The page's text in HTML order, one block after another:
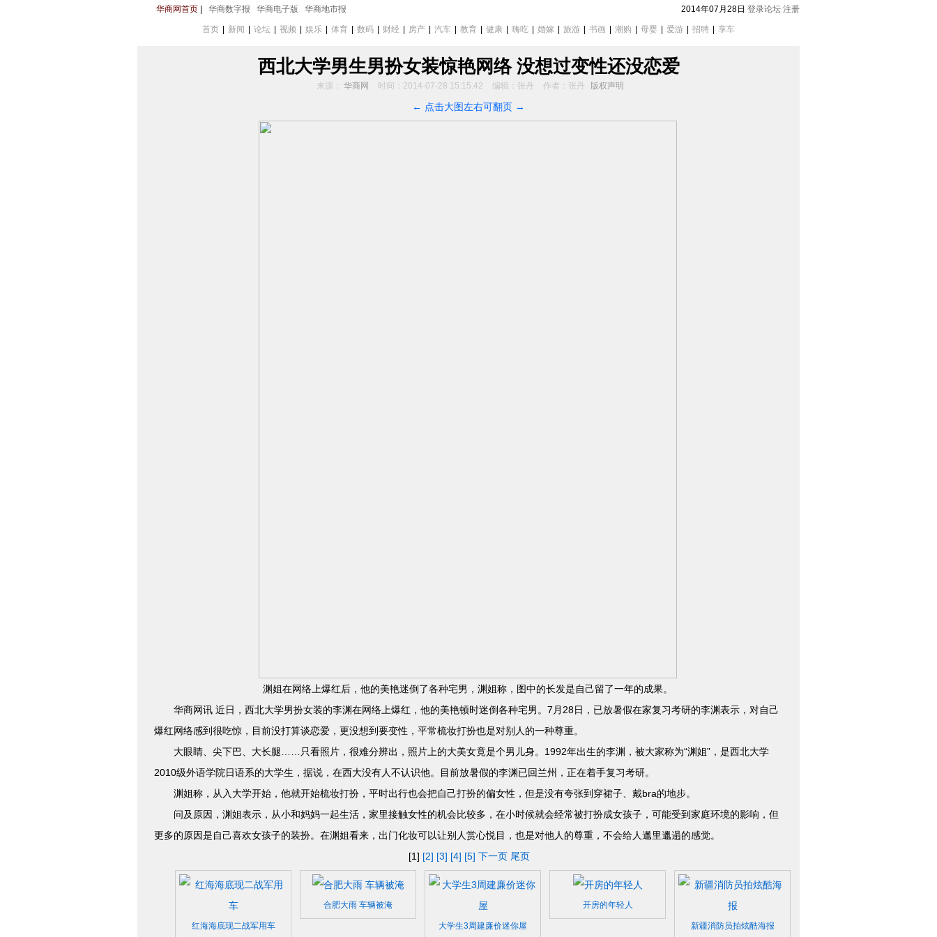
华商网首页 华商数字报 华商电子版 华商地市报 2014年07月28日 登录论坛 注册
首页 新闻 论坛 视频 娱乐 体育 数码 财经 房产 汽车 教育 健康 嗨吃 婚嫁 旅游 书画 潮购 母婴 爱游 招聘 享车
西北大学男生男扮女装惊艳网络 没想过变性还没恋爱
来源： 华商网 时间：2014-07-28 15:15:42 编辑：张丹 作者：张丹 版权声明
← 点击大图左右可翻页 →
渊姐在网络上爆红后，他的美艳迷倒了各种宅男，渊姐称，图中的长发是自己留了一年的成果。
华商网讯 近日，西北大学男扮女装的李渊在网络上爆红，他的美艳顿时迷倒各种宅男。7月28日，已放暑假在家复习考研的李渊表示，对自己
爆红网络感到很吃惊，目前没打算谈恋爱，更没想到要变性，平常梳妆打扮也是对别人的一种尊重。
大眼睛、尖下巴、大长腿……只看照片，很难分辨出，照片上的大美女竟是个男儿身。1992年出生的李渊，被大家称为“渊姐”，是西北大学
2010级外语学院日语系的大学生，据说，在西大没有人不认识他。目前放暑假的李渊已回兰州，正在着手复习考研。
渊姐称，从入大学开始，他就开始梳妆打扮，平时出行也会把自己打扮的偏女性，但是没有夸张到穿裙子、戴bra的地步。
问及原因，渊姐表示，从小和妈妈一起生活，家里接触女性的机会比较多，在小时候就会经常被打扮成女孩子，可能受到家庭环境的影响，但
更多的原因是自己喜欢女孩子的装扮。在渊姐看来，出门化妆可以让别人赏心悦目，也是对他人的尊重，不会给人邋里邋遢的感觉。
[1] [2] [3] [4] [5] 下一页 尾页
红海海底现二战军用车
合肥大雨 车辆被淹
大学生3周建廉价迷你屋
开房的年轻人
新疆消防员拍炫酷海报